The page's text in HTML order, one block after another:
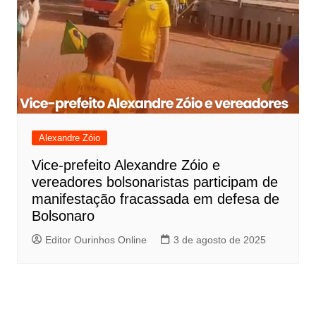
Alexandre Zóio
Vice-prefeito Alexandre Zóio e
vereadores bolsonaristas participam de
manifestação fracassada em defesa de
Bolsonaro
Editor Ourinhos Online 3 de agosto de 2025